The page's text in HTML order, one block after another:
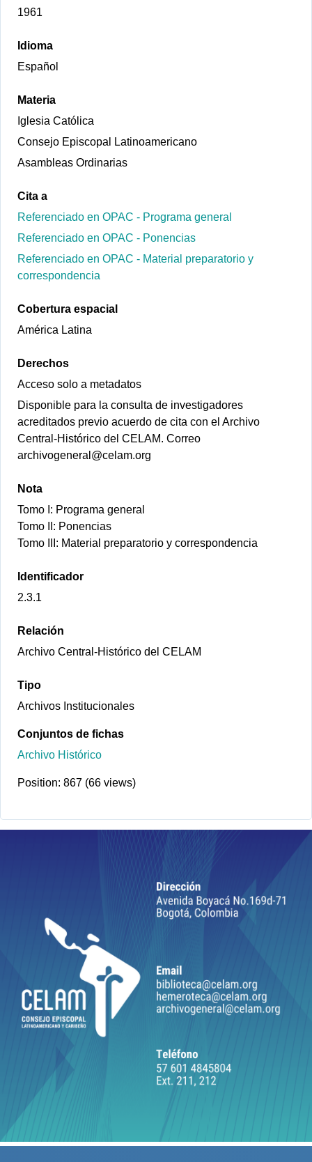
1961
Idioma
Español
Materia
Iglesia Católica
Consejo Episcopal Latinoamericano
Asambleas Ordinarias
Cita a
Referenciado en OPAC - Programa general
Referenciado en OPAC - Ponencias
Referenciado en OPAC - Material preparatorio y
correspondencia
Cobertura espacial
América Latina
Derechos
Acceso solo a metadatos
Disponible para la consulta de investigadores
acreditados previo acuerdo de cita con el Archivo
Central-Histórico del CELAM. Correo
archivogeneral@celam.org
Nota
Tomo I: Programa general
Tomo II: Ponencias
Tomo III: Material preparatorio y correspondencia
Identificador
2.3.1
Relación
Archivo Central-Histórico del CELAM
Tipo
Archivos Institucionales
Conjuntos de fichas
Archivo Histórico
Position: 867 (66 views)